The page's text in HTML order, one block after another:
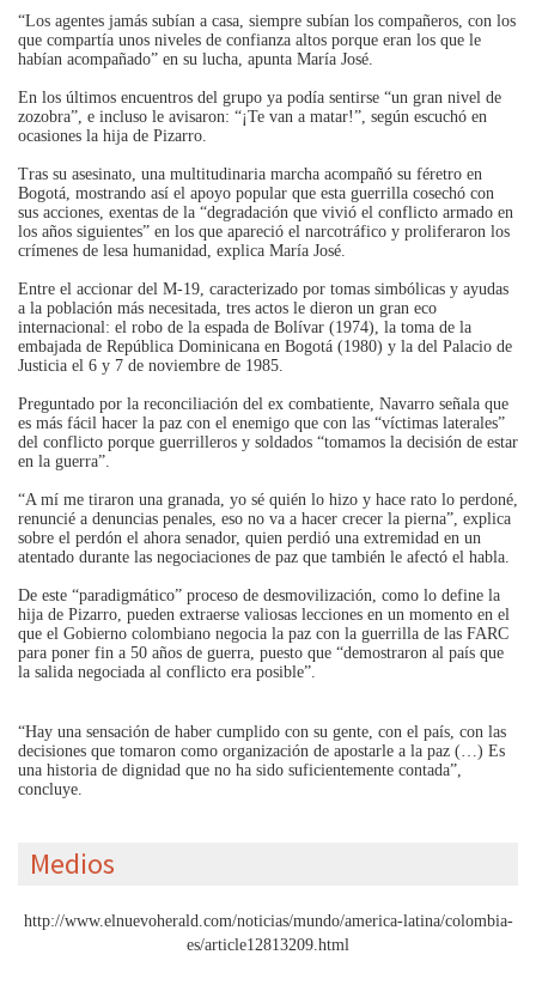
“Los agentes jamás subían a casa, siempre subían los compañeros, con los
que compartía unos niveles de confianza altos porque eran los que le
habían acompañado” en su lucha, apunta María José.
En los últimos encuentros del grupo ya podía sentirse “un gran nivel de
zozobra”, e incluso le avisaron: “¡Te van a matar!”, según escuchó en
ocasiones la hija de Pizarro.
Tras su asesinato, una multitudinaria marcha acompañó su féretro en
Bogotá, mostrando así el apoyo popular que esta guerrilla cosechó con
sus acciones, exentas de la “degradación que vivió el conflicto armado en
los años siguientes” en los que apareció el narcotráfico y proliferaron los
crímenes de lesa humanidad, explica María José.
Entre el accionar del M-19, caracterizado por tomas simbólicas y ayudas
a la población más necesitada, tres actos le dieron un gran eco
internacional: el robo de la espada de Bolívar (1974), la toma de la
embajada de República Dominicana en Bogotá (1980) y la del Palacio de
Justicia el 6 y 7 de noviembre de 1985.
Preguntado por la reconciliación del ex combatiente, Navarro señala que
es más fácil hacer la paz con el enemigo que con las “víctimas laterales”
del conflicto porque guerrilleros y soldados “tomamos la decisión de estar
en la guerra”.
“A mí me tiraron una granada, yo sé quién lo hizo y hace rato lo perdoné,
renuncié a denuncias penales, eso no va a hacer crecer la pierna”, explica
sobre el perdón el ahora senador, quien perdió una extremidad en un
atentado durante las negociaciones de paz que también le afectó el habla.
De este “paradigmático” proceso de desmovilización, como lo define la
hija de Pizarro, pueden extraerse valiosas lecciones en un momento en el
que el Gobierno colombiano negocia la paz con la guerrilla de las FARC
para poner fin a 50 años de guerra, puesto que “demostraron al país que
la salida negociada al conflicto era posible”.
“Hay una sensación de haber cumplido con su gente, con el país, con las
decisiones que tomaron como organización de apostarle a la paz (…) Es
una historia de dignidad que no ha sido suficientemente contada”,
concluye.
Medios
http://www.elnuevoherald.com/noticias/mundo/america-latina/colombia-
es/article12813209.html